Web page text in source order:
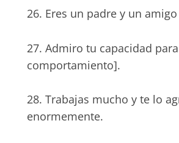
26. Eres un padre y un
27. Admiro tu capacidad
comportamiento].
28. Trabajas mucho y te lo
enormemente.